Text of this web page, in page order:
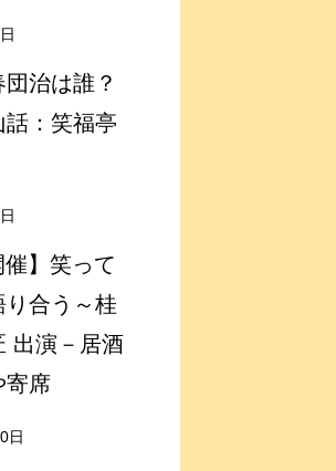
治は誰？
話：笑福亭
催】笑って
り合う～桂
出演－居酒
寄席
日